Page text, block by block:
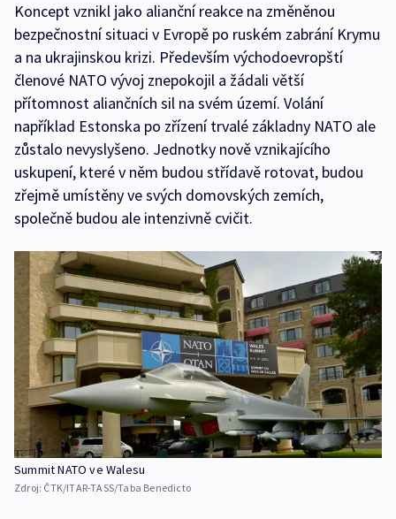
Koncept vznikl jako alianční reakce na změněnou
bezpečnostní situaci v Evropě po ruském zabrání Krymu
a na ukrajinskou krizi. Především východoevropští
členové NATO vývoj znepokojil a žádali větší
přítomnost aliančních sil na svém území. Volání
například Estonska po zřízení trvalé základny NATO ale
zůstalo nevyslyšeno. Jednotky nově vznikajícího
uskupení, které v něm budou střídavě rotovat, budou
zřejmě umístěny ve svých domovských zemích,
společně budou ale intenzivně cvičit.
Summit NATO ve Walesu
Zdroj: ČTK/ITAR-TASS/Taba Benedicto